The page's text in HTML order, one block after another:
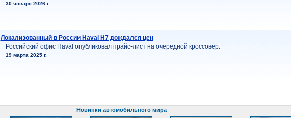
30 января 2026 г.
Локализованный в России Haval H7 дождался цен
Российский офис Haval опубликовал прайс-лист на очередной кроссовер.
19 марта 2025 г.
Новинки автомобильного мира